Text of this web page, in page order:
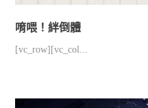
唷喂！絆倒體
[vc_row][vc_col...